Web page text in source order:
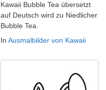
Kawaii Bubble Tea übersetzt
auf Deutsch wird zu Niedlicher
Bubble Tea.
In Ausmalbilder von Kawaii